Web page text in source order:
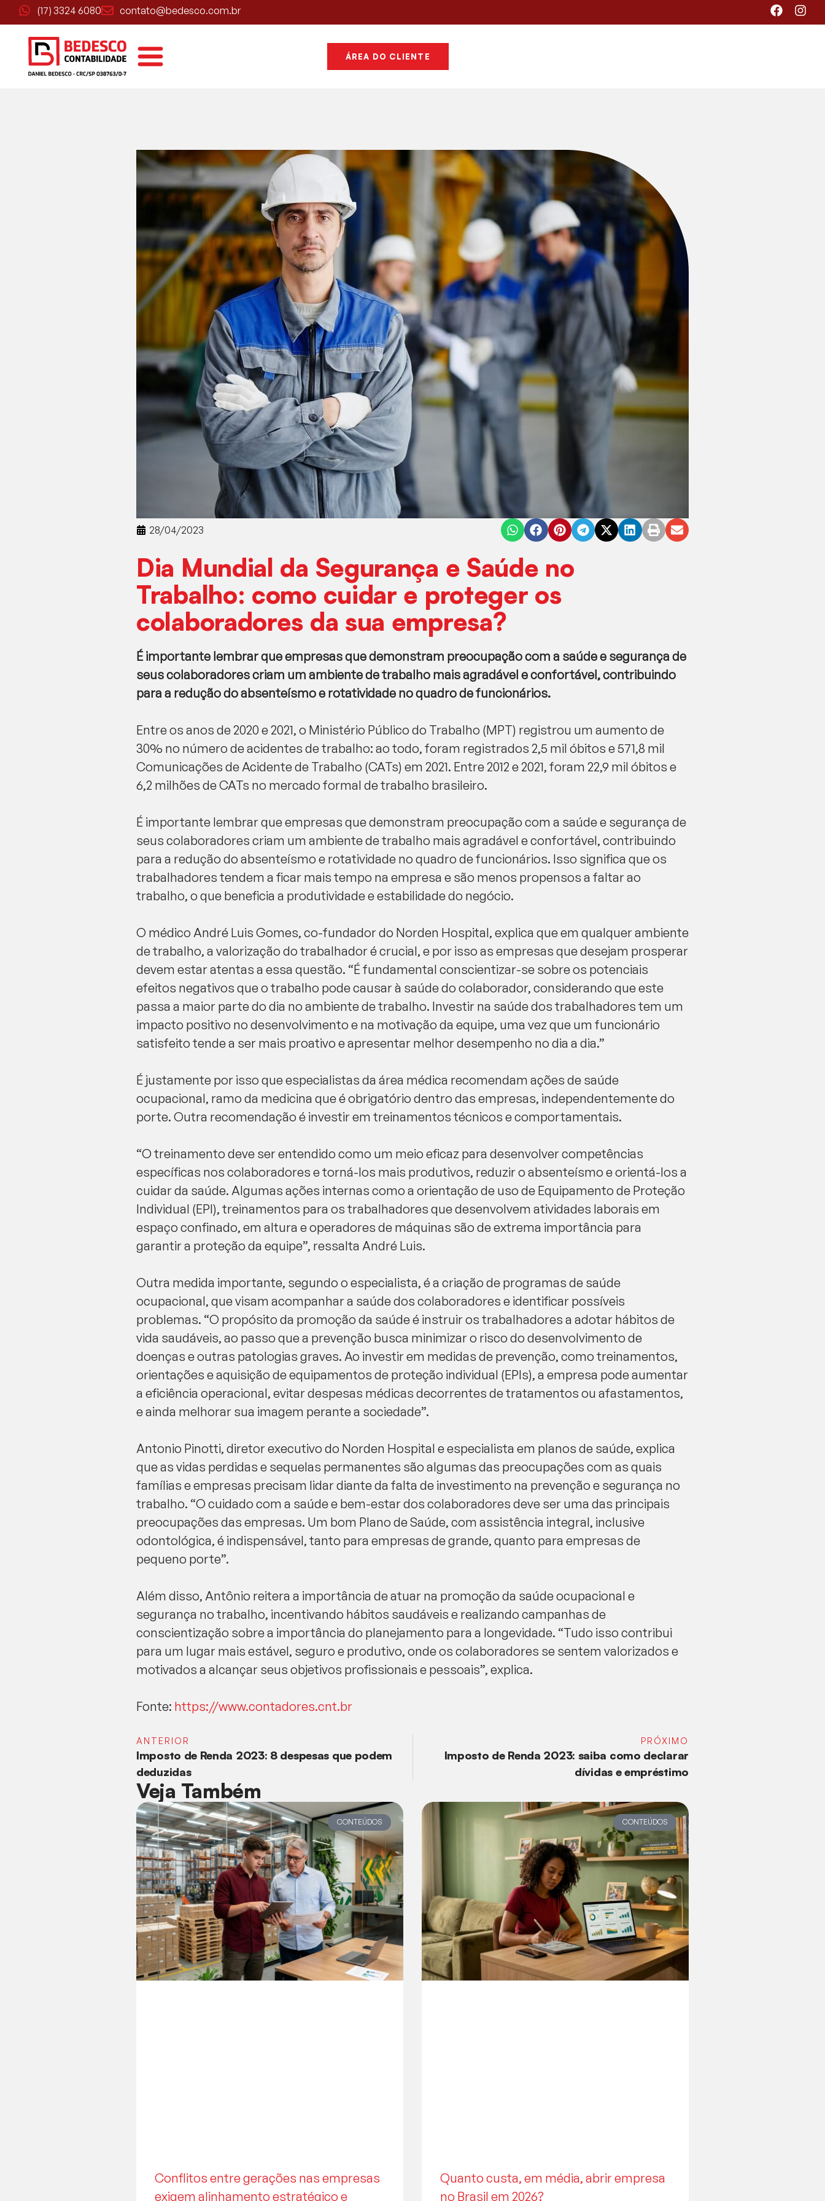
(17) 3324 6080 contato@bedesco.com.br
ÁREA DO CLIENTE
28/04/2023
Dia Mundial da Segurança e Saúde no
Trabalho: como cuidar e proteger os
colaboradores da sua empresa?
É importante lembrar que empresas que demonstram preocupação com a saúde e segurança de
seus colaboradores criam um ambiente de trabalho mais agradável e confortável, contribuindo
para a redução do absenteísmo e rotatividade no quadro de funcionários.
Entre os anos de 2020 e 2021, o Ministério Público do Trabalho (MPT) registrou um aumento de
30% no número de acidentes de trabalho: ao todo, foram registrados 2,5 mil óbitos e 571,8 mil
Comunicações de Acidente de Trabalho (CATs) em 2021. Entre 2012 e 2021, foram 22,9 mil óbitos e
6,2 milhões de CATs no mercado formal de trabalho brasileiro.
É importante lembrar que empresas que demonstram preocupação com a saúde e segurança de
seus colaboradores criam um ambiente de trabalho mais agradável e confortável, contribuindo
para a redução do absenteísmo e rotatividade no quadro de funcionários. Isso significa que os
trabalhadores tendem a ficar mais tempo na empresa e são menos propensos a faltar ao
trabalho, o que beneficia a produtividade e estabilidade do negócio.
O médico André Luis Gomes, co-fundador do Norden Hospital, explica que em qualquer ambiente
de trabalho, a valorização do trabalhador é crucial, e por isso as empresas que desejam prosperar
devem estar atentas a essa questão. “É fundamental conscientizar-se sobre os potenciais
efeitos negativos que o trabalho pode causar à saúde do colaborador, considerando que este
passa a maior parte do dia no ambiente de trabalho. Investir na saúde dos trabalhadores tem um
impacto positivo no desenvolvimento e na motivação da equipe, uma vez que um funcionário
satisfeito tende a ser mais proativo e apresentar melhor desempenho no dia a dia.”
É justamente por isso que especialistas da área médica recomendam ações de saúde
ocupacional, ramo da medicina que é obrigatório dentro das empresas, independentemente do
porte. Outra recomendação é investir em treinamentos técnicos e comportamentais.
“O treinamento deve ser entendido como um meio eficaz para desenvolver competências
específicas nos colaboradores e torná-los mais produtivos, reduzir o absenteísmo e orientá-los a
cuidar da saúde. Algumas ações internas como a orientação de uso de Equipamento de Proteção
Individual (EPI), treinamentos para os trabalhadores que desenvolvem atividades laborais em
espaço confinado, em altura e operadores de máquinas são de extrema importância para
garantir a proteção da equipe”, ressalta André Luis.
Outra medida importante, segundo o especialista, é a criação de programas de saúde
ocupacional, que visam acompanhar a saúde dos colaboradores e identificar possíveis
problemas. “O propósito da promoção da saúde é instruir os trabalhadores a adotar hábitos de
vida saudáveis, ao passo que a prevenção busca minimizar o risco do desenvolvimento de
doenças e outras patologias graves. Ao investir em medidas de prevenção, como treinamentos,
orientações e aquisição de equipamentos de proteção individual (EPIs), a empresa pode aumentar
a eficiência operacional, evitar despesas médicas decorrentes de tratamentos ou afastamentos,
e ainda melhorar sua imagem perante a sociedade”.
Antonio Pinotti, diretor executivo do Norden Hospital e especialista em planos de saúde, explica
que as vidas perdidas e sequelas permanentes são algumas das preocupações com as quais
famílias e empresas precisam lidar diante da falta de investimento na prevenção e segurança no
trabalho. “O cuidado com a saúde e bem-estar dos colaboradores deve ser uma das principais
preocupações das empresas. Um bom Plano de Saúde, com assistência integral, inclusive
odontológica, é indispensável, tanto para empresas de grande, quanto para empresas de
pequeno porte”.
Além disso, Antônio reitera a importância de atuar na promoção da saúde ocupacional e
segurança no trabalho, incentivando hábitos saudáveis e realizando campanhas de
conscientização sobre a importância do planejamento para a longevidade. “Tudo isso contribui
para um lugar mais estável, seguro e produtivo, onde os colaboradores se sentem valorizados e
motivados a alcançar seus objetivos profissionais e pessoais”, explica.
Fonte: https://www.contadores.cnt.br
ANTERIOR
Imposto de Renda 2023: 8 despesas que podem
deduzidas
PRÓXIMO
Imposto de Renda 2023: saiba como declarar
dívidas e empréstimo
Veja Também
CONTEÚDOS
Conflitos entre gerações nas empresas
exigem alinhamento estratégico e
CONTEÚDOS
Quanto custa, em média, abrir empresa
no Brasil em 2026?